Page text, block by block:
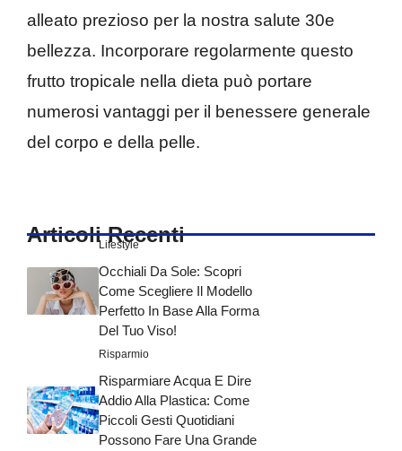
alleato prezioso per la nostra salute 30e
bellezza. Incorporare regolarmente questo
frutto tropicale nella dieta può portare
numerosi vantaggi per il benessere generale
del corpo e della pelle.
Articoli Recenti
Lifestyle
Occhiali Da Sole: Scopri
Come Scegliere Il Modello
Perfetto In Base Alla Forma
Del Tuo Viso!
Risparmio
Risparmiare Acqua E Dire
Addio Alla Plastica: Come
Piccoli Gesti Quotidiani
Possono Fare Una Grande